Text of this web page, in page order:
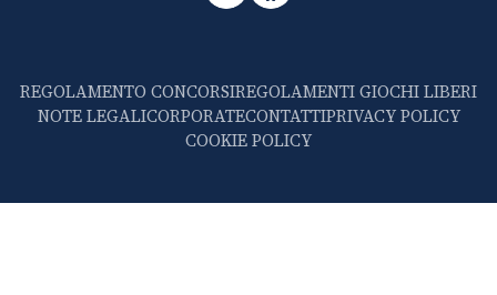
REGOLAMENTO CONCORSIREGOLAMENTI GIOCHI LIBERI
NOTE LEGALICORPORATECONTATTIPRIVACY POLICY
COOKIE POLICY